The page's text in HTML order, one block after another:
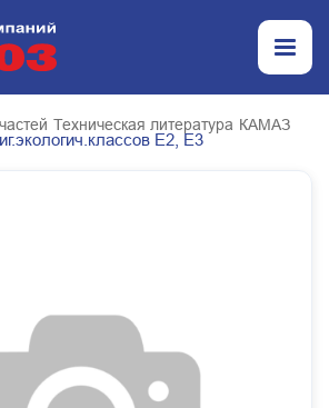
Техническая литература КАМАЗ
Е2, Е3